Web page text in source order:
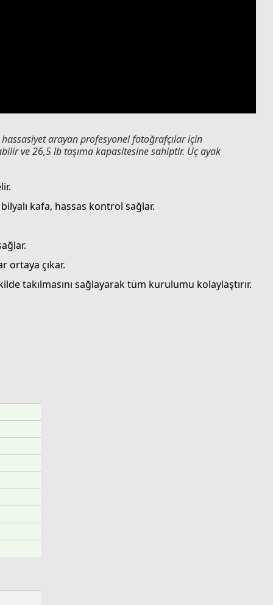
arayan profesyonel fotoğrafçılar için
ve 26,5 lb taşıma kapasitesine sahiptir. Üç ayak
kafa, hassas kontrol sağlar.
ortaya çıkar.
takılmasını sağlayarak tüm kurulumu kolaylaştırır.